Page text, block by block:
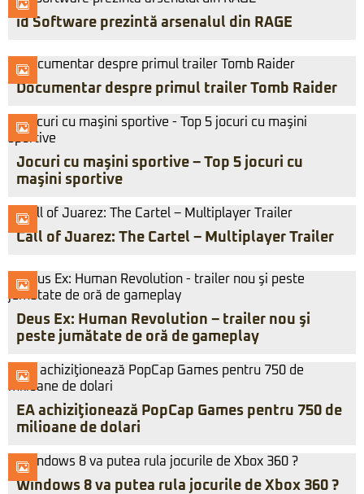
id Software prezintă arsenalul din RAGE
Documentar despre primul trailer Tomb Raider
Jocuri cu maşini sportive – Top 5 jocuri cu
maşini sportive
Call of Juarez: The Cartel – Multiplayer Trailer
Deus Ex: Human Revolution – trailer nou şi
peste jumătate de oră de gameplay
EA achiziţionează PopCap Games pentru 750 de
milioane de dolari
Windows 8 va putea rula jocurile de Xbox 360 ?